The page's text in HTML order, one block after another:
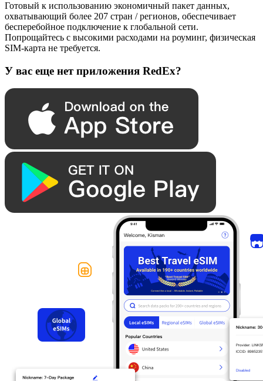
Готовый к использованию экономичный пакет данных,
охватывающий более 207 стран / регионов, обеспечивает
бесперебойное подключение к глобальной сети.
Попрощайтесь с высокими расходами на роуминг, физическая
SIM-карта не требуется.
У вас еще нет приложения RedEx?